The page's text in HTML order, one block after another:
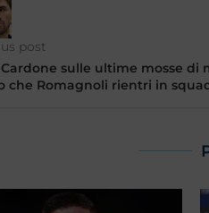
post
Cardone sulle ultime mosse di
che Romagnoli rientri in